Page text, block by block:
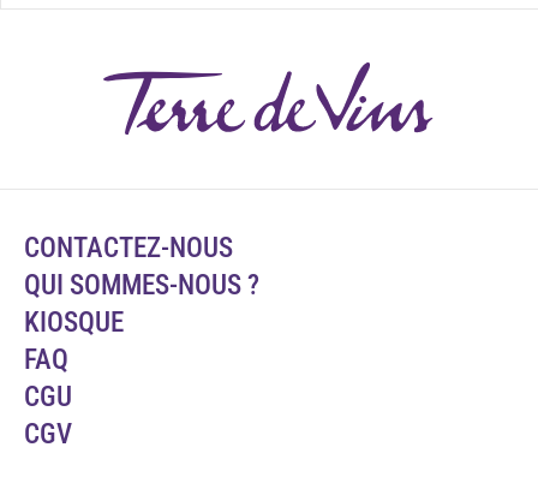
CONTACTEZ-NOUS
QUI SOMMES-NOUS ?
KIOSQUE
FAQ
CGU
CGV